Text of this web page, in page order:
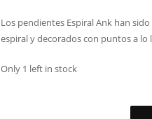
Los pendientes Espiral Ank han
espiral y decorados con puntos a lo
Only 1 left in stock